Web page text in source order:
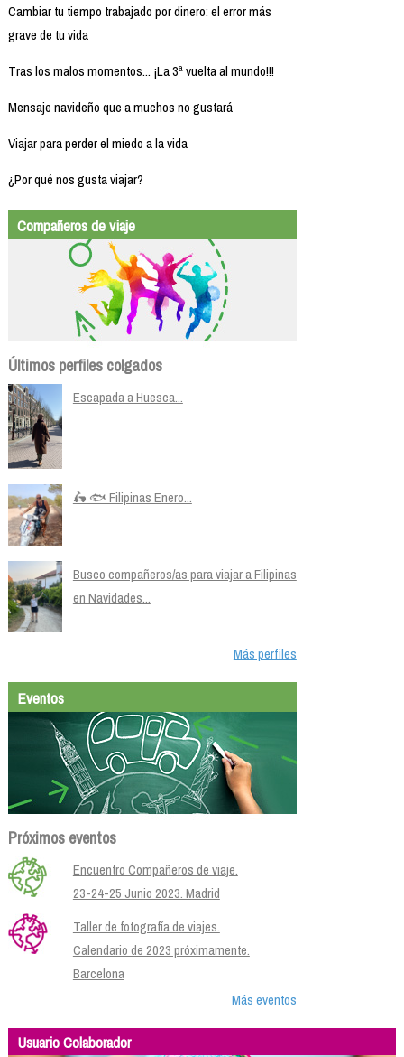
Cambiar tu tiempo trabajado por dinero: el error más
grave de tu vida
Tras los malos momentos... ¡La 3ª vuelta al mundo!!!
Mensaje navideño que a muchos no gustará
Viajar para perder el miedo a la vida
¿Por qué nos gusta viajar?
Compañeros de viaje
Últimos perfiles colgados
Escapada a Huesca...
🛵 🐟 Filipinas Enero...
Busco compañeros/as para viajar a Filipinas
en Navidades...
Más perfiles
Eventos
Próximos eventos
Encuentro Compañeros de viaje.
23-24-25 Junio 2023. Madrid
Taller de fotografía de viajes.
Calendario de 2023 próximamente.
Barcelona
Más eventos
Usuario Colaborador